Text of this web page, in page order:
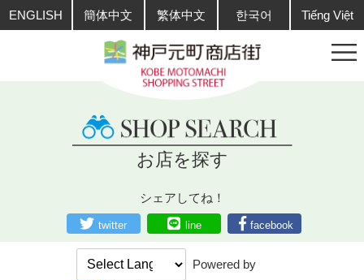
ENGLISH 簡体中文 繁体中文 한국어 Tiếng Việt
お店を探す
シェアしてね！
twitter line facebook
Powered by